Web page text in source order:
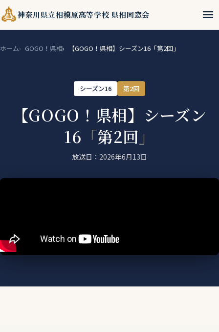
神奈川県立相模原高等学校 県相同窓会 menu
ホーム GOGO！県相 【GOGO！県相】シーズン16「第2回」
シーズン16 第2回
【GOGO！県相】シーズン
16「第2回」
放送日：2026年6月13日